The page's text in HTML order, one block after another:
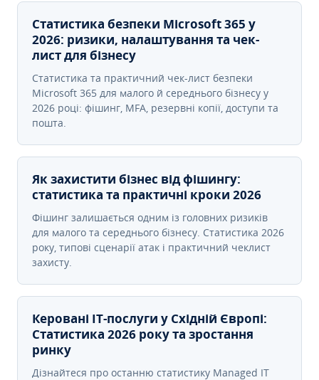
Статистика безпеки Microsoft 365 у
2026: ризики, налаштування та чек-
лист для бізнесу
Статистика та практичний чек-лист безпеки
Microsoft 365 для малого й середнього бізнесу у
2026 році: фішинг, MFA, резервні копії, доступи та
пошта.
Як захистити бізнес від фішингу:
статистика та практичні кроки 2026
Фішинг залишається одним із головних ризиків
для малого та середнього бізнесу. Статистика 2026
року, типові сценарії атак і практичний чеклист
захисту.
Керовані ІТ-послуги у Східній Європі:
Статистика 2026 року та зростання
ринку
Дізнайтеся про останню статистику Managed IT